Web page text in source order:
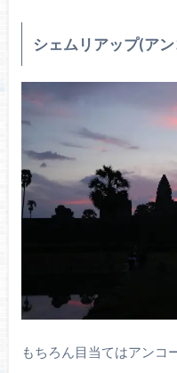
シェムリアップ(ア
もちろん目当てはアンコ